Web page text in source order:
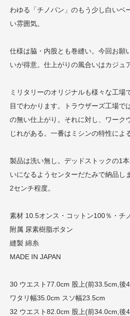
わゆる「チノパン」のもう少し白いベ
い雰囲気。
仕様は脇・内股とも巻縫い。今回お願
いが得意。仕上がりの風合いはカジュ
ミリタリーのオリジナルも様々な工場
目でわかります。トラウザーズ工場で
の無い仕上がり。それに対し、ワーク
じれがある。一番はミシンの特性によ
製品は洗い無し。デッドストックの1
いになるようセンターだたみで納品し
2センチ程度。
素材 10.5オンス・コットン100％・チ
附属 尿素樹脂ボタン
縫製 綿糸
MADE IN JAPAN
30 ウエスト77.0cm 股上(前33.5cm,後
ワタリ幅35.0cm スソ幅23.5cm
32 ウエスト82.0cm 股上(前34.0cm,後